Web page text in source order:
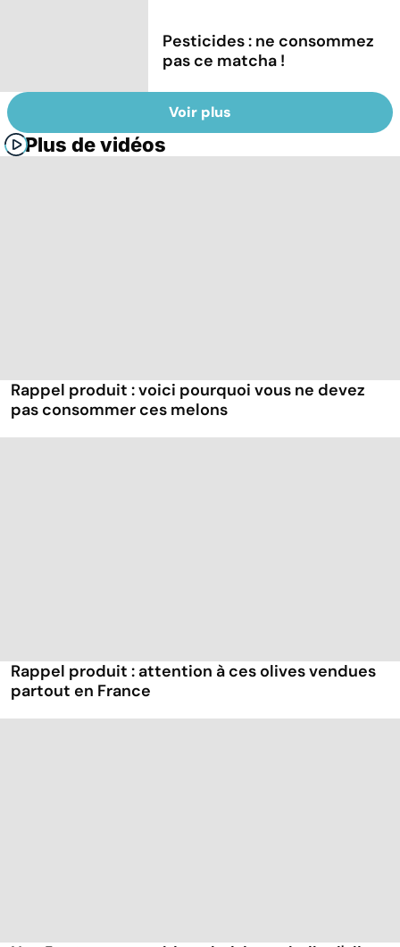
Pesticides : ne consommez
pas ce matcha !
Voir plus
Plus de vidéos
Rappel produit : voici pourquoi vous ne devez
pas consommer ces melons
Rappel produit : attention à ces olives vendues
partout en France